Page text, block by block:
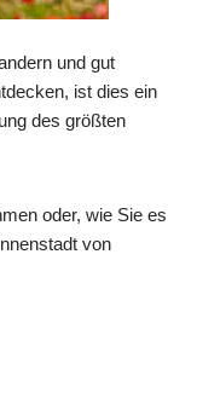
und gut
ist dies ein
des größten
oder, wie Sie es
von